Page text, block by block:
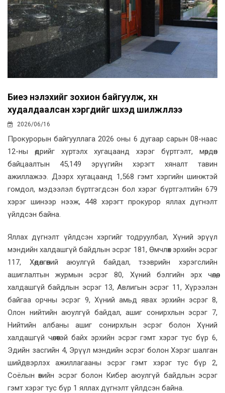
Биеэ үнэлэхийг зохион байгуулж, хүн
худалдаалсан хэргүүдийг шүүхэд шилжүүллээ
2026/06/16
Прокурорын байгууллага 2026 оны 6 дугаар сарын 08-наас
12-ны өдрийг хүртэлх хугацаанд хэрэг бүртгэлт, мөрдөн
байцаалтын 45,149 эрүүгийн хэрэгт хяналт тавин
ажиллажээ. Дээрх хугацаанд 1,568 гэмт хэргийн шинжтэй
гомдол, мэдээлэл бүртгэгдсэн бол хэрэг бүртгэлтийн 679
хэрэг шинээр нээж, 448 хэрэгт прокурор яллах дүгнэлт
үйлдсэн байна.
Яллах дүгнэлт үйлдсэн хэргийг тодруулбал, Хүний эрүүл
мэндийн халдашгүй байдлын эсрэг 181, Өмчлөх эрхийн эсрэг
117, Хөдөлгөөний аюулгүй байдал, тээврийн хэрэгслийн
ашиглалтын журмын эсрэг 80, Хүний бэлгийн эрх чөлөө,
халдашгүй байдлын эсрэг 13, Авлигын эсрэг 11, Хүрээлэн
байгаа орчны эсрэг 9, Хүний амьд явах эрхийн эсрэг 8,
Олон нийтийн аюулгүй байдал, ашиг сонирхлын эсрэг 7,
Нийтийн албаны ашиг сонирхлын эсрэг болон Хүний
халдашгүй чөлөөтэй байх эрхийн эсрэг гэмт хэрэг тус бүр 6,
Эдийн засгийн 4, Эрүүл мэндийн эсрэг болон Хэрэг шалган
шийдвэрлэх ажиллагааны эсрэг гэмт хэрэг тус бүр 2,
Соёлын өвийн эсрэг болон Кибер аюулгүй байдлын эсрэг
гэмт хэрэг тус бүр 1 яллах дүгнэлт үйлдсэн байна.